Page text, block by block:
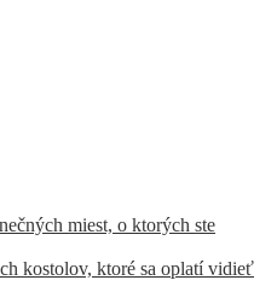
miest, o ktorých ste
kostolov, ktoré sa oplatí vidieť